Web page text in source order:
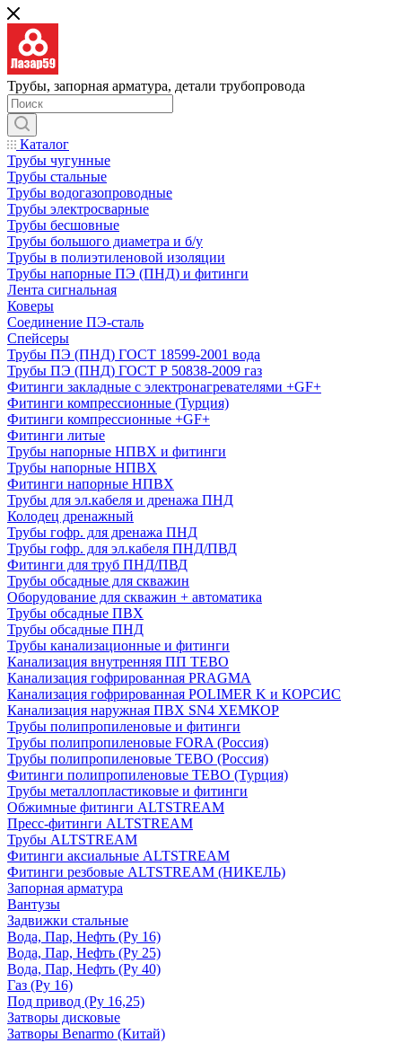
Трубы, запорная арматура, детали трубопровода
Каталог
Трубы чугунные
Трубы стальные
Трубы водогазопроводные
Трубы электросварные
Трубы бесшовные
Трубы большого диаметра и б/у
Трубы в полиэтиленовой изоляции
Трубы напорные ПЭ (ПНД) и фитинги
Лента сигнальная
Коверы
Соединение ПЭ-сталь
Спейсеры
Трубы ПЭ (ПНД) ГОСТ 18599-2001 вода
Трубы ПЭ (ПНД) ГОСТ Р 50838-2009 газ
Фитинги закладные с электронагревателями +GF+
Фитинги компрессионные (Турция)
Фитинги компрессионные +GF+
Фитинги литые
Трубы напорные НПВХ и фитинги
Трубы напорные НПВХ
Фитинги напорные НПВХ
Трубы для эл.кабеля и дренажа ПНД
Колодец дренажный
Трубы гофр. для дренажа ПНД
Трубы гофр. для эл.кабеля ПНД/ПВД
Фитинги для труб ПНД/ПВД
Трубы обсадные для скважин
Оборудование для скважин + автоматика
Трубы обсадные ПВХ
Трубы обсадные ПНД
Трубы канализационные и фитинги
Канализация внутренняя ПП TEBO
Канализация гофрированная PRAGMA
Канализация гофрированная POLIMER K и КОРСИС
Канализация наружная ПВХ SN4 ХЕМКОР
Трубы полипропиленовые и фитинги
Трубы полипропиленовые FORA (Россия)
Трубы полипропиленовые TEBO (Россия)
Фитинги полипропиленовые TEBO (Турция)
Трубы металлопластиковые и фитинги
Обжимные фитинги ALTSTREAM
Пресс-фитинги ALTSTREAM
Трубы ALTSTREAM
Фитинги аксиальные ALTSTREAM
Фитинги резбовые ALTSTREAM (НИКЕЛЬ)
Запорная арматура
Вантузы
Задвижки стальные
Вода, Пар, Нефть (Ру 16)
Вода, Пар, Нефть (Ру 25)
Вода, Пар, Нефть (Ру 40)
Газ (Ру 16)
Под привод (Ру 16,25)
Затворы дисковые
Затворы Benarmo (Китай)